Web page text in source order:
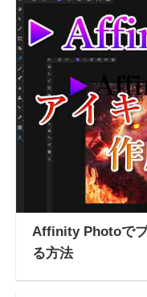
Affinity Photoで
る方法